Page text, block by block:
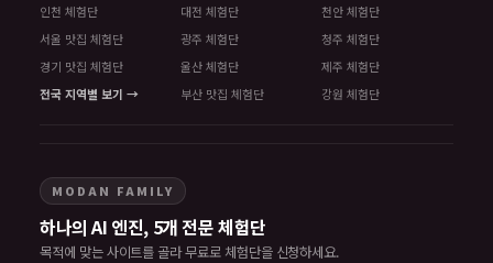
인천 체험단
서울 맛집 체험단
경기 맛집 체험단
전국 지역별 보기 →
대전 체험단
광주 체험단
울산 체험단
부산 맛집 체험단
천안 체험단
청주 체험단
제주 체험단
강원 체험단
MODAN FAMILY
하나의 AI 엔진, 5개 전문 체험단
목적에 맞는 사이트를 골라 무료로 체험단을 신청하세요.